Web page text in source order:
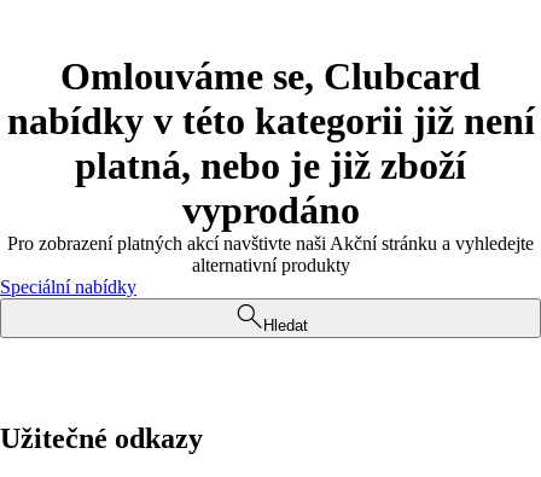
Omlouváme se, Clubcard
nabídky v této kategorii již není
platná, nebo je již zboží
vyprodáno
Pro zobrazení platných akcí navštivte naši Akční stránku a vyhledejte
alternativní produkty
Speciální nabídky
Hledat
Užitečné odkazy